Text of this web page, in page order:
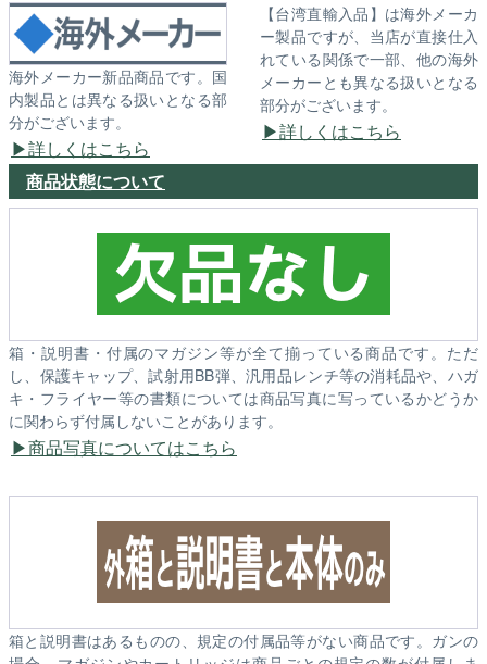
海外メーカー新品商品です。国
内製品とは異なる扱いとなる部
分がございます。
詳しくはこちら
【台湾直輸入品】は海外メーカ
ー製品ですが、当店が直接仕入
れている関係で一部、他の海外
メーカーとも異なる扱いとなる
部分がございます。
詳しくはこちら
商品状態について
箱・説明書・付属のマガジン等が全て揃っている商品です。ただ
し、保護キャップ、試射用BB弾、汎用品レンチ等の消耗品や、ハガ
キ・フライヤー等の書類については商品写真に写っているかどうか
に関わらず付属しないことがあります。
商品写真についてはこちら
箱と説明書はあるものの、規定の付属品等がない商品です。ガンの